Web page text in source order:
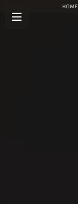
HOME